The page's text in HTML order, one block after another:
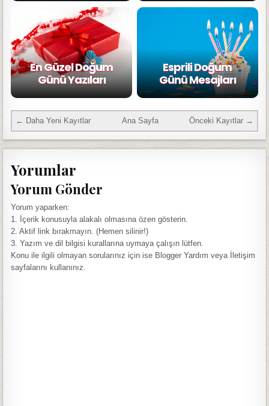
En Güzel Doğum
Günü Yazıları
Esprili Doğum
Günü Mesajları
← Daha Yeni Kayıtlar Önceki Kayıtlar →
Ana Sayfa
Yorumlar
Yorum Gönder
Yorum yaparken:
1. İçerik konusuyla alakalı olmasına özen gösterin.
2. Aktif link bırakmayın. (Hemen silinir!)
3. Yazım ve dil bilgisi kurallarına uymaya çalışın lütfen.
Konu ile ilgili olmayan sorularınız için ise Blogger Yardım veya İletişim
sayfalarını kullanınız.